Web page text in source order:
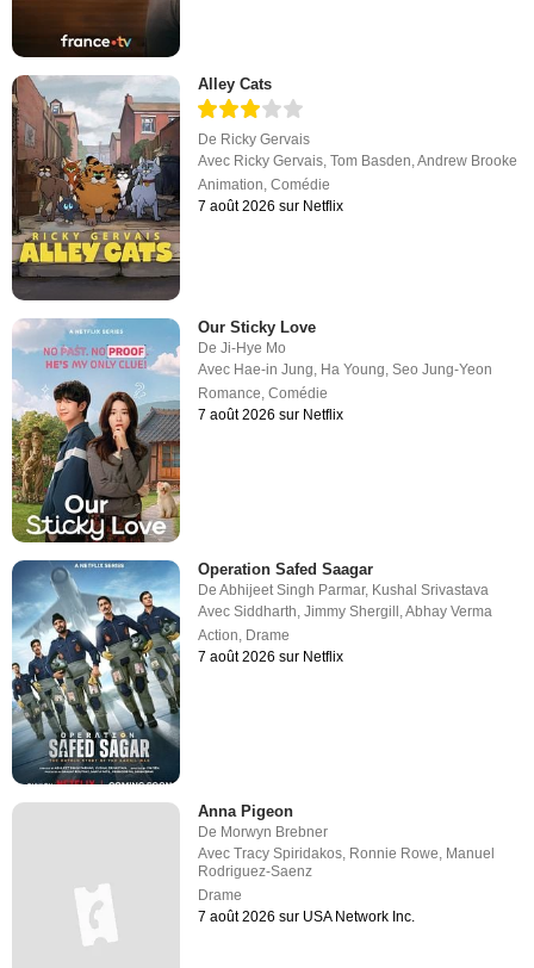
Alley Cats
De Ricky Gervais
Avec Ricky Gervais,Tom Basden,Andrew Brooke
Animation,Comédie
7 août 2026 sur Netflix
Our Sticky Love
DeJi-Hye Mo
Avec Hae-in Jung Ha Young ,Seo Jung-Yeon
Romance ,Comédie
7 août 2026 sur Netflix
Operation Safed Saagar
DeAbhijeet Singh Parmar, Kushal Srivastava
AvecSiddharth,Jimmy Shergill ,Abhay Verma
Action, Drame
7 août 2026 sur Netflix
Anna Pigeon
De Morwyn Brebner
AvecTracy Spiridakos, Ronnie Rowe, Manuel
Rodriguez-Saenz
Drame
7 août 2026 sur USA Network Inc.